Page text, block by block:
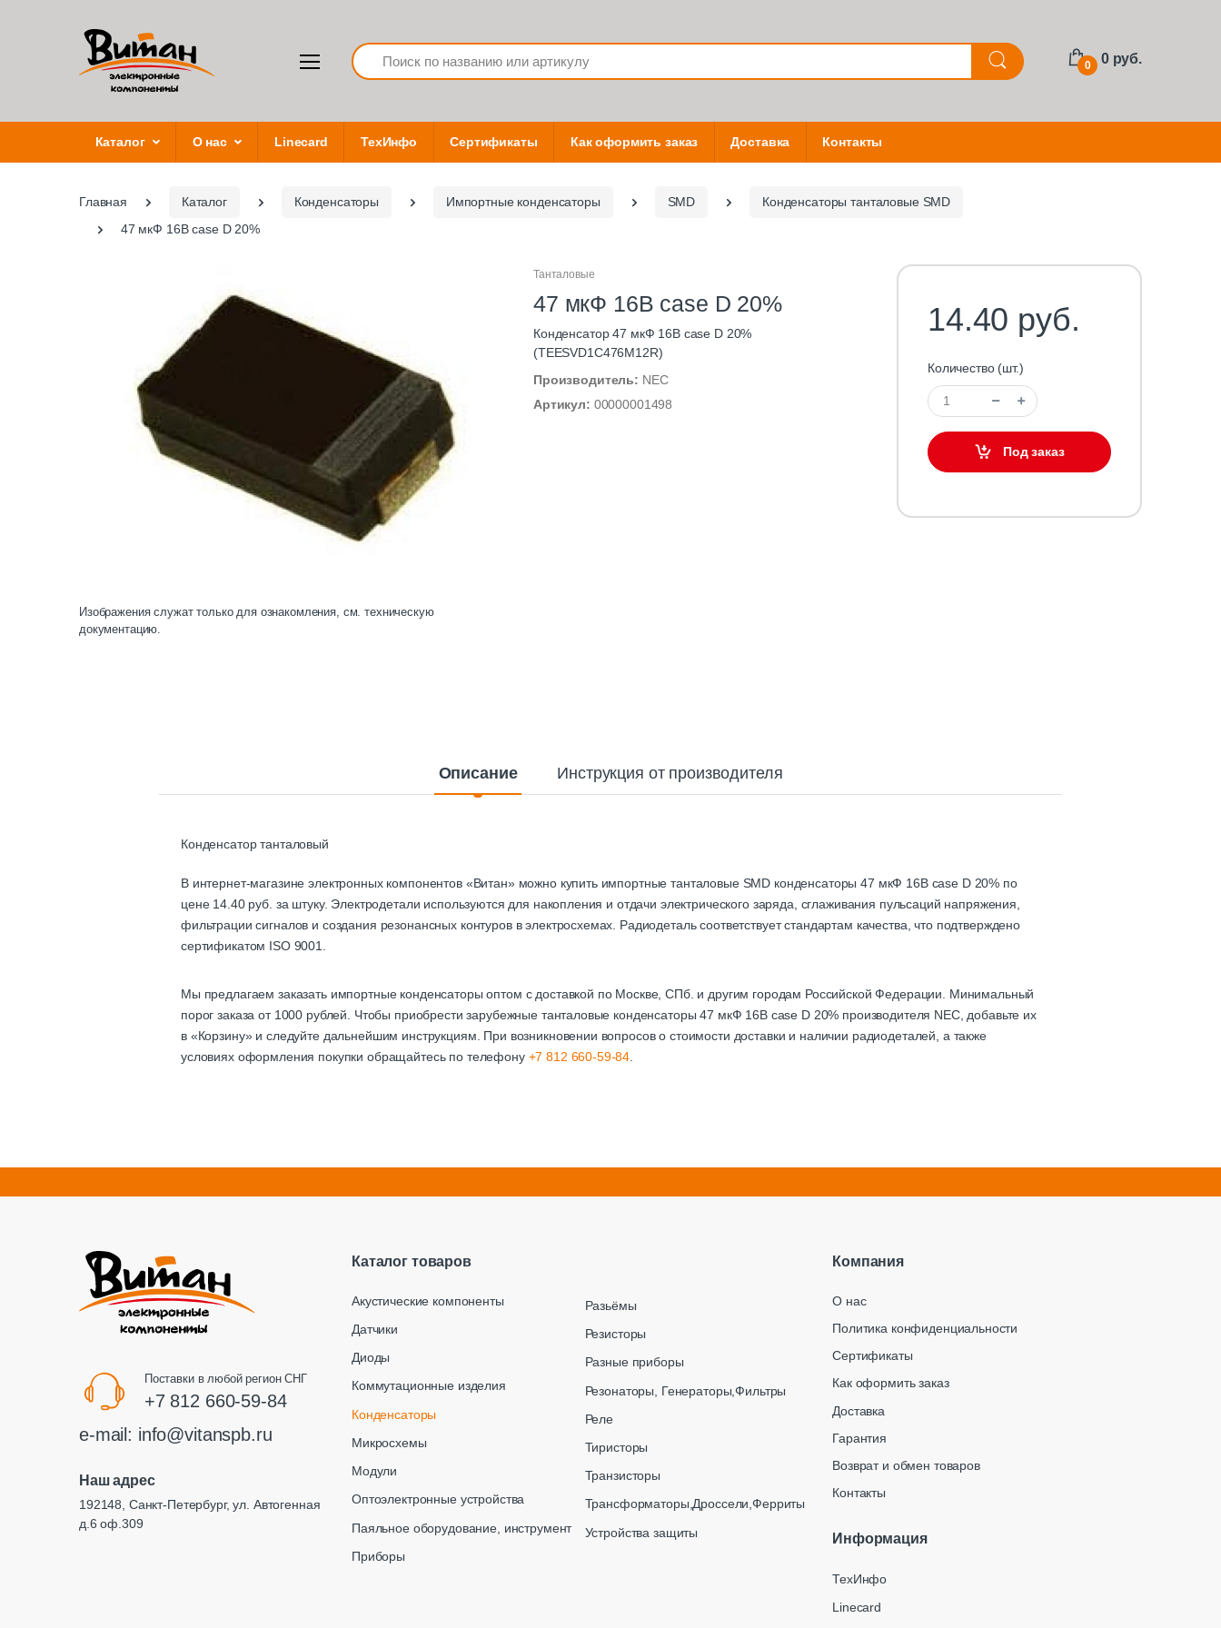
Search
0 0 руб.
Каталог О нас Linecard ТехИнфо Сертификаты Как оформить заказ Доставка Контакты
Главная Каталог Конденсаторы Импортные конденсаторы SMD
Конденсаторы танталовые SMD
47 мкФ 16В case D 20%
Изображения служат только для ознакомления, см. техническую
документацию.
Танталовые
47 мкФ 16В case D 20%
Конденсатор 47 мкФ 16В case D 20%
(TEESVD1C476M12R)
Производитель: NEC
Артикул: 00000001498
14.40 руб.
Количество (шт.)
Под заказ
Описание Инструкция от производителя
Конденсатор танталовый
В интернет-магазине электронных компонентов «Витан» можно купить импортные танталовые SMD конденсаторы 47 мкФ 16В case D 20% по
цене 14.40 руб. за штуку. Электродетали используются для накопления и отдачи электрического заряда, сглаживания пульсаций напряжения,
фильтрации сигналов и создания резонансных контуров в электросхемах. Радиодеталь соответствует стандартам качества, что подтверждено
сертификатом ISO 9001.
Мы предлагаем заказать импортные конденсаторы оптом с доставкой по Москве, СПб. и другим городам Российской Федерации. Минимальный
порог заказа от 1000 рублей. Чтобы приобрести зарубежные танталовые конденсаторы 47 мкФ 16В case D 20% производителя NEC, добавьте их
в «Корзину» и следуйте дальнейшим инструкциям. При возникновении вопросов о стоимости доставки и наличии радиодеталей, а также
условиях оформления покупки обращайтесь по телефону +7 812 660-59-84
Поставки в любой регион СНГ
+7 812 660-59-84
e-mail: info@vitanspb.ru
Наш адрес
192148, Санкт-Петербург, ул. Автогенная
д.6 оф.309
Каталог товаров
Акустические компоненты
Датчики
Диоды
Коммутационные изделия
Конденсаторы
Микросхемы
Модули
Оптоэлектронные устройства
Паяльное оборудование, инструмент
Приборы
Разьёмы
Резисторы
Разные приборы
Резонаторы, Генераторы,Фильтры
Реле
Тиристоры
Транзисторы
Трансформаторы,Дроссели,Ферриты
Устройства защиты
Компания
О нас
Политика конфиденциальности
Сертификаты
Как оформить заказ
Доставка
Гарантия
Возврат и обмен товаров
Контакты
Информация
ТехИнфо
Linecard